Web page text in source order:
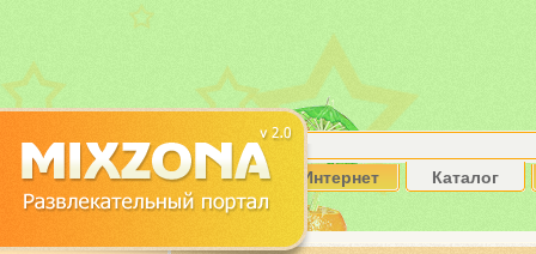
Интернет Каталог